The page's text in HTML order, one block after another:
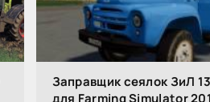
Заправщик сеялок ЗиЛ
для Farming Simulator